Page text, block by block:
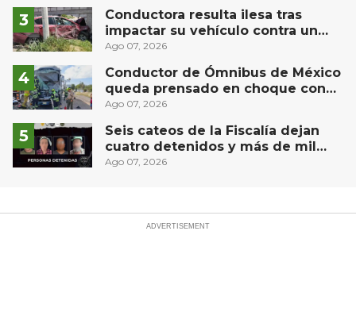
Conductora resulta ilesa tras
impactar su vehículo contra un
muro en Huimilpan
Ago 07, 2026
Conductor de Ómnibus de México
queda prensado en choque con
materialista en San Juan del Río
Ago 07, 2026
Seis cateos de la Fiscalía dejan
cuatro detenidos y más de mil
dosis aseguradas en Querétaro
Ago 07, 2026